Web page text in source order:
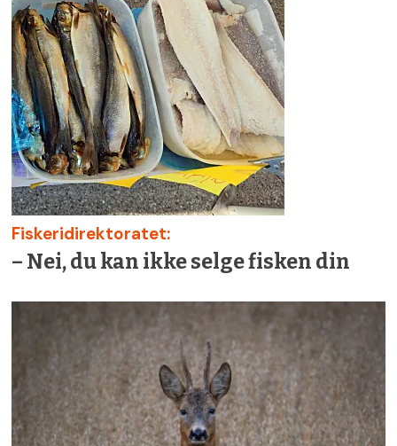
Fiskeridirektoratet:
– Nei, du kan ikke selge fisken din